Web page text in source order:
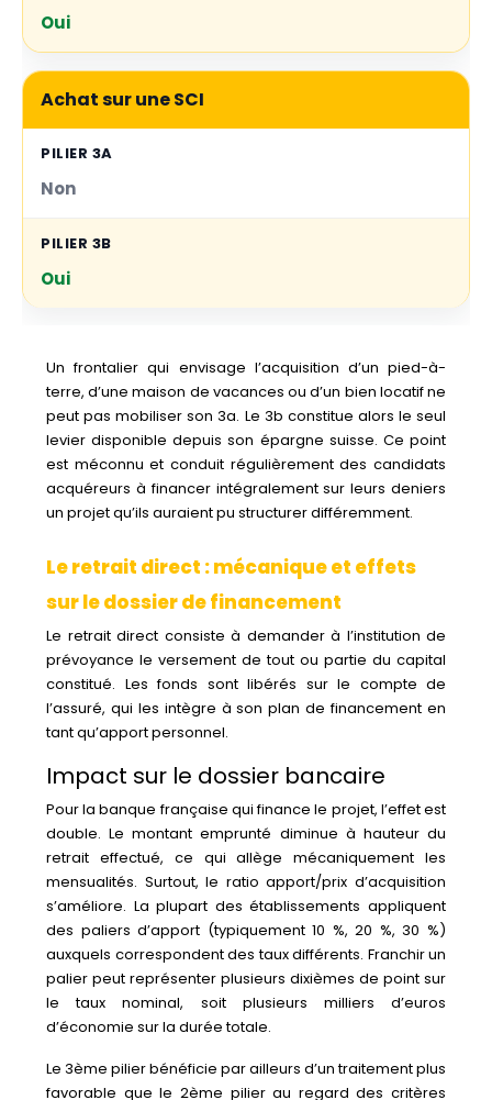
Oui
Achat sur une SCI
Non
Oui
Un frontalier qui envisage l’acquisition d’un pied-à-
terre, d’une maison de vacances ou d’un bien locatif ne
peut pas mobiliser son 3a. Le 3b constitue alors le seul
levier disponible depuis son épargne suisse. Ce point
est méconnu et conduit régulièrement des candidats
acquéreurs à financer intégralement sur leurs deniers
un projet qu’ils auraient pu structurer différemment.
Le retrait direct : mécanique et effets
sur le dossier de financement
Le retrait direct consiste à demander à l’institution de
prévoyance le versement de tout ou partie du capital
constitué. Les fonds sont libérés sur le compte de
l’assuré, qui les intègre à son plan de financement en
tant qu’apport personnel.
Impact sur le dossier bancaire
Pour la banque française qui finance le projet, l’effet est
double. Le montant emprunté diminue à hauteur du
retrait effectué, ce qui allège mécaniquement les
mensualités. Surtout, le ratio apport/prix d’acquisition
s’améliore. La plupart des établissements appliquent
des paliers d’apport (typiquement 10 %, 20 %, 30 %)
auxquels correspondent des taux différents. Franchir un
palier peut représenter plusieurs dixièmes de point sur
le taux nominal, soit plusieurs milliers d’euros
d’économie sur la durée totale.
Le 3ème pilier bénéficie par ailleurs d’un traitement plus
favorable que le 2ème pilier au regard des critères